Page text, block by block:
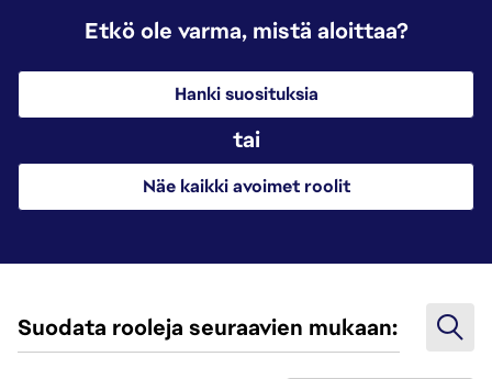
Etkö ole varma, mistä aloittaa?
Hanki suosituksia
tai
Näe kaikki avoimet roolit
Suodata rooleja seuraavien mukaan: